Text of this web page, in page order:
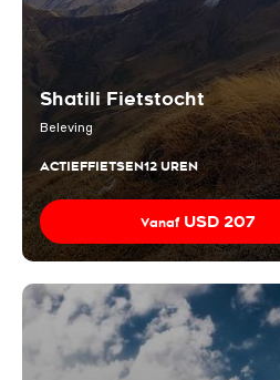
Shatili Fietstocht
Beleving
ACTIEFFIETSEN12 UREN
Vanaf USD 207